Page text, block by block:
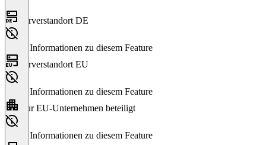
Serverstandort DE
Keine Informationen zu diesem Feature
Serverstandort EU
Keine Informationen zu diesem Feature
Nur EU-Unternehmen beteiligt
Keine Informationen zu diesem Feature